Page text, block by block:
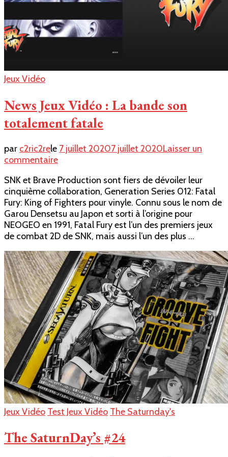
Jeux Vidéo
News Jeux Vidéo : La bande son
totalement fatale
par c2ric2rele 7 juillet 20207 juillet 2020Laisser un
commentairesur
Jeux
Vidéo
:
La
bande
son
totalement
fatale
SNK et Brave Production sont fiers de dévoiler leur
cinquième collaboration, Generation Series 012: Fatal
Fury: King of Fighters pour vinyle. Connu sous le nom de
Garou Densetsu au Japon et sorti à l’origine pour
NEOGEO en 1991, Fatal Fury est l’un des premiers jeux
de combat 2D de SNK, mais aussi l’un des plus …
Jeux Vidéo Test Jeux Vidéo The Saturnday's
The SaturnDay’s #24